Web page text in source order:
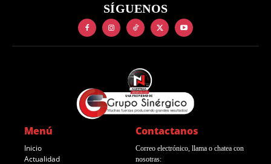
SÍGUENOS
Menú
Inicio
Actualidad
Contactanos
Correo electrónico, llama o chatea con
nosotras: